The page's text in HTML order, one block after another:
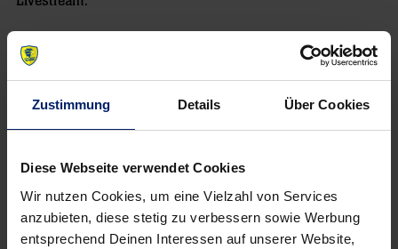
Zustimmung Details Über Cookies
Diese Webseite verwendet Cookies
Wir nutzen Cookies, um eine Vielzahl von Services
anzubieten, diese stetig zu verbessern sowie Werbung
entsprechend Deinen Interessen auf unserer Website,
NEWSLETTER
informiert werden willst, kannst du den Rhein-Neckar Löwen
Newsletterhier abonnieren.